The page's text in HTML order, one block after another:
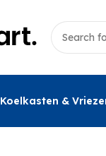
Koelkasten &